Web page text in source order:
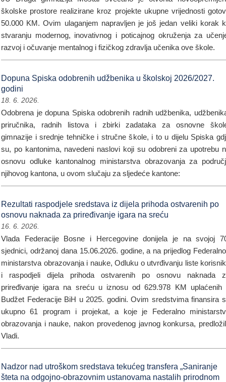
školske prostore realizirane kroz projekte ukupne vrijednosti
50.000 KM. Ovim ulaganjem napravljen je još jedan veliki korak
stvaranju modernog, inovativnog i poticajnog okruženja za
razvoj i očuvanje mentalnog i fizičkog zdravlja učenika ove škole.
Dopuna Spiska odobrenih udžbenika u školskoj 2026/2027.
godini
18. 6. 2026.
Odobrena je dopuna Spiska odobrenih radnih udžbenika,
priručnika, radnih listova i zbirki zadataka za osnovne
gimnazije i srednje tehničke i stručne škole, i to u dijelu Spiska
su, po kantonima, navedeni naslovi koji su odobreni za upotrebu
osnovu odluke kantonalnog ministarstva obrazovanja za
njihovog kantona, u ovom slučaju za sljedeće kantone:
Rezultati raspodjele sredstava iz dijela prihoda ostvarenih po
osnovu naknada za priređivanje igara na sreću
16. 6. 2026.
Vlada Federacije Bosne i Hercegovine donijela je na svojoj
sjednici, održanoj dana 15.06.2026. godine, a na prijedlog
ministarstva obrazovanja i nauke, Odluku o utvrđivanju liste
i raspodjeli dijela prihoda ostvarenih po osnovu naknada
priređivanje igara na sreću u iznosu od 629.978 KM uplaćenih
Budžet Federacije BiH u 2025. godini. Ovim sredstvima finansira
ukupno 61 program i projekat, a koje je Federalno
obrazovanja i nauke, nakon provedenog javnog konkursa,
Vladi.
Nadzor nad utroškom sredstava tekućeg transfera „Saniranje
šteta na odgojno-obrazovnim ustanovama nastalih prirodnom